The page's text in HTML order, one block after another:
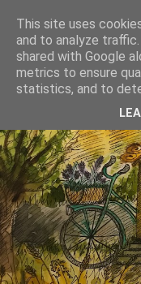
This site uses
and to analyze
shared with Google
metrics to ensure
statistics, and to